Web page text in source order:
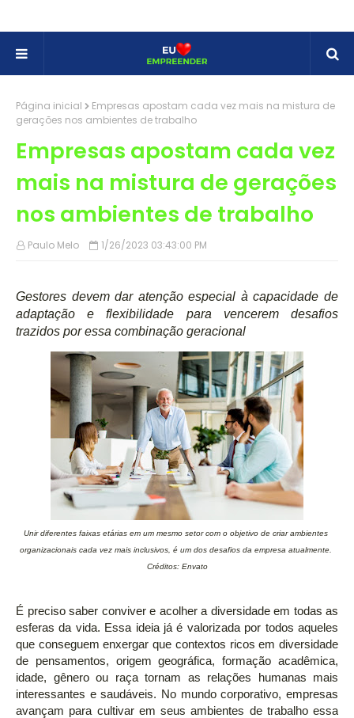
Página inicial
Empresas apostam cada vez mais na mistura de
gerações nos ambientes de trabalho
Empresas apostam cada vez
mais na mistura de gerações
nos ambientes de trabalho
Paulo Melo 1/26/2023 03:43:00 PM
Gestores devem dar atenção especial à capacidade de
adaptação e flexibilidade para vencerem desafios
trazidos por essa combinação geracional
Unir diferentes faixas etárias em um mesmo setor com o objetivo de criar ambientes
organizacionais cada vez mais inclusivos, é um dos desafios da empresa atualmente.
Créditos: Envato
É preciso saber conviver e acolher a diversidade em todas as
esferas da vida. Essa ideia já é valorizada por todos aqueles
que conseguem enxergar que contextos ricos em diversidade
de pensamentos, origem geográfica, formação acadêmica,
idade, gênero ou raça tornam as relações humanas mais
interessantes e saudáveis. No mundo corporativo, empresas
avançam para cultivar em seus ambientes de trabalho essa